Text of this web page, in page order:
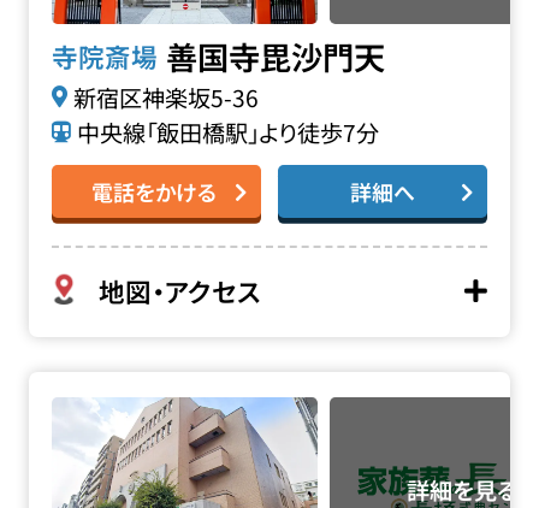
寺院斎場 善国寺毘沙門天
新宿区神楽坂5-36
中央線「飯田橋駅」より徒歩7分
電話をかける 詳細へ
地図・アクセス